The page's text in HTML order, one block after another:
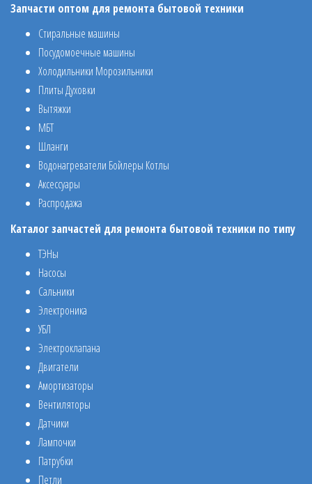
Запчасти оптом для ремонта бытовой техники
Стиральные машины
Посудомоечные машины
Холодильники Морозильники
Плиты Духовки
Вытяжки
МБТ
Шланги
Водонагреватели Бойлеры Котлы
Аксессуары
Распродажа
Каталог запчастей для ремонта бытовой техники по типу
ТЭНы
Насосы
Сальники
Электроника
УБЛ
Электроклапана
Двигатели
Амортизаторы
Вентиляторы
Датчики
Лампочки
Патрубки
Петли